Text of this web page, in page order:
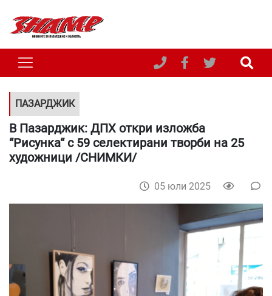
ПАЗАРДЖИК
В Пазарджик: ДПХ откри изложба
“Рисунка“ с 59 селектирани творби на 25
художници /СНИМКИ/
05 юли 2025